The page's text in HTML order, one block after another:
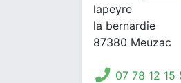
lapeyre
la bernardie
87380 Meuzac
07 78 12 15